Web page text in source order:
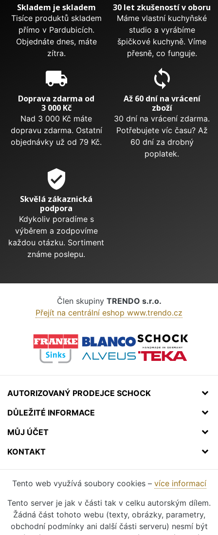
Skladem je skladem
Tisíce produktů skladem
přímo v Pardubicích.
Objednáte dnes, máte
zítra.
30 let zkušeností v oboru
Máme vlastní kuchyňské
studio a vyrábíme
špičkové kuchyně. Víme
přesně, co funguje.
local_shipping
Doprava zdarma od
3 000 Kč
Nad 3 000 Kč máte
dopravu zdarma. Ostatní
objednávky už od 79 Kč.
sync
Až 60 dní na vrácení
zboží
30 dní na vrácení zdarma.
Potřebujete víc času? Až
60 dní za drobný
poplatek.
verified_user
Skvělá zákaznická
podpora
Kdykoliv poradíme s
výběrem a zodpovíme
každou otázku. Sortiment
známe poslepu.
Člen skupiny TRENDO s.r.o.
Přejít na centrální eshop www.trendo.cz
AUTORIZOVANÝ PRODEJCE SCHOCK
DŮLEŽITÉ INFORMACE
MŮJ ÚČET
KONTAKT
Tento web využívá soubory cookies – více informací
Tento server je jak v části tak v celku autorským dílem.
Žádná část tohoto webu (texty, obrázky, parametry,
obchodní podmínky ani další části serveru) nesmí být